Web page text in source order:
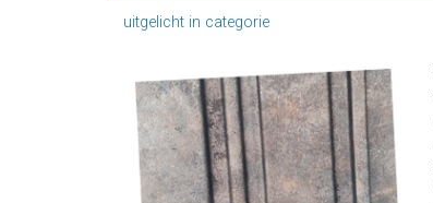
uitgelicht in categorie